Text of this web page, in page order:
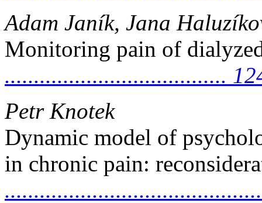
Adam Janík, Jana
Monitoring pain of
......................................
Petr Knotek
Dynamic model of
in chronic pain: